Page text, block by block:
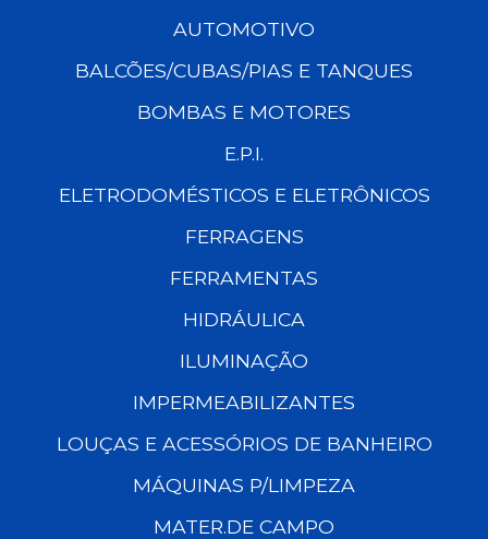
AUTOMOTIVO
BALCÕES/CUBAS/PIAS E TANQUES
BOMBAS E MOTORES
E.P.I.
ELETRODOMÉSTICOS E ELETRÔNICOS
FERRAGENS
FERRAMENTAS
HIDRÁULICA
ILUMINAÇÃO
IMPERMEABILIZANTES
LOUÇAS E ACESSÓRIOS DE BANHEIRO
MÁQUINAS P/LIMPEZA
MATER.DE CAMPO